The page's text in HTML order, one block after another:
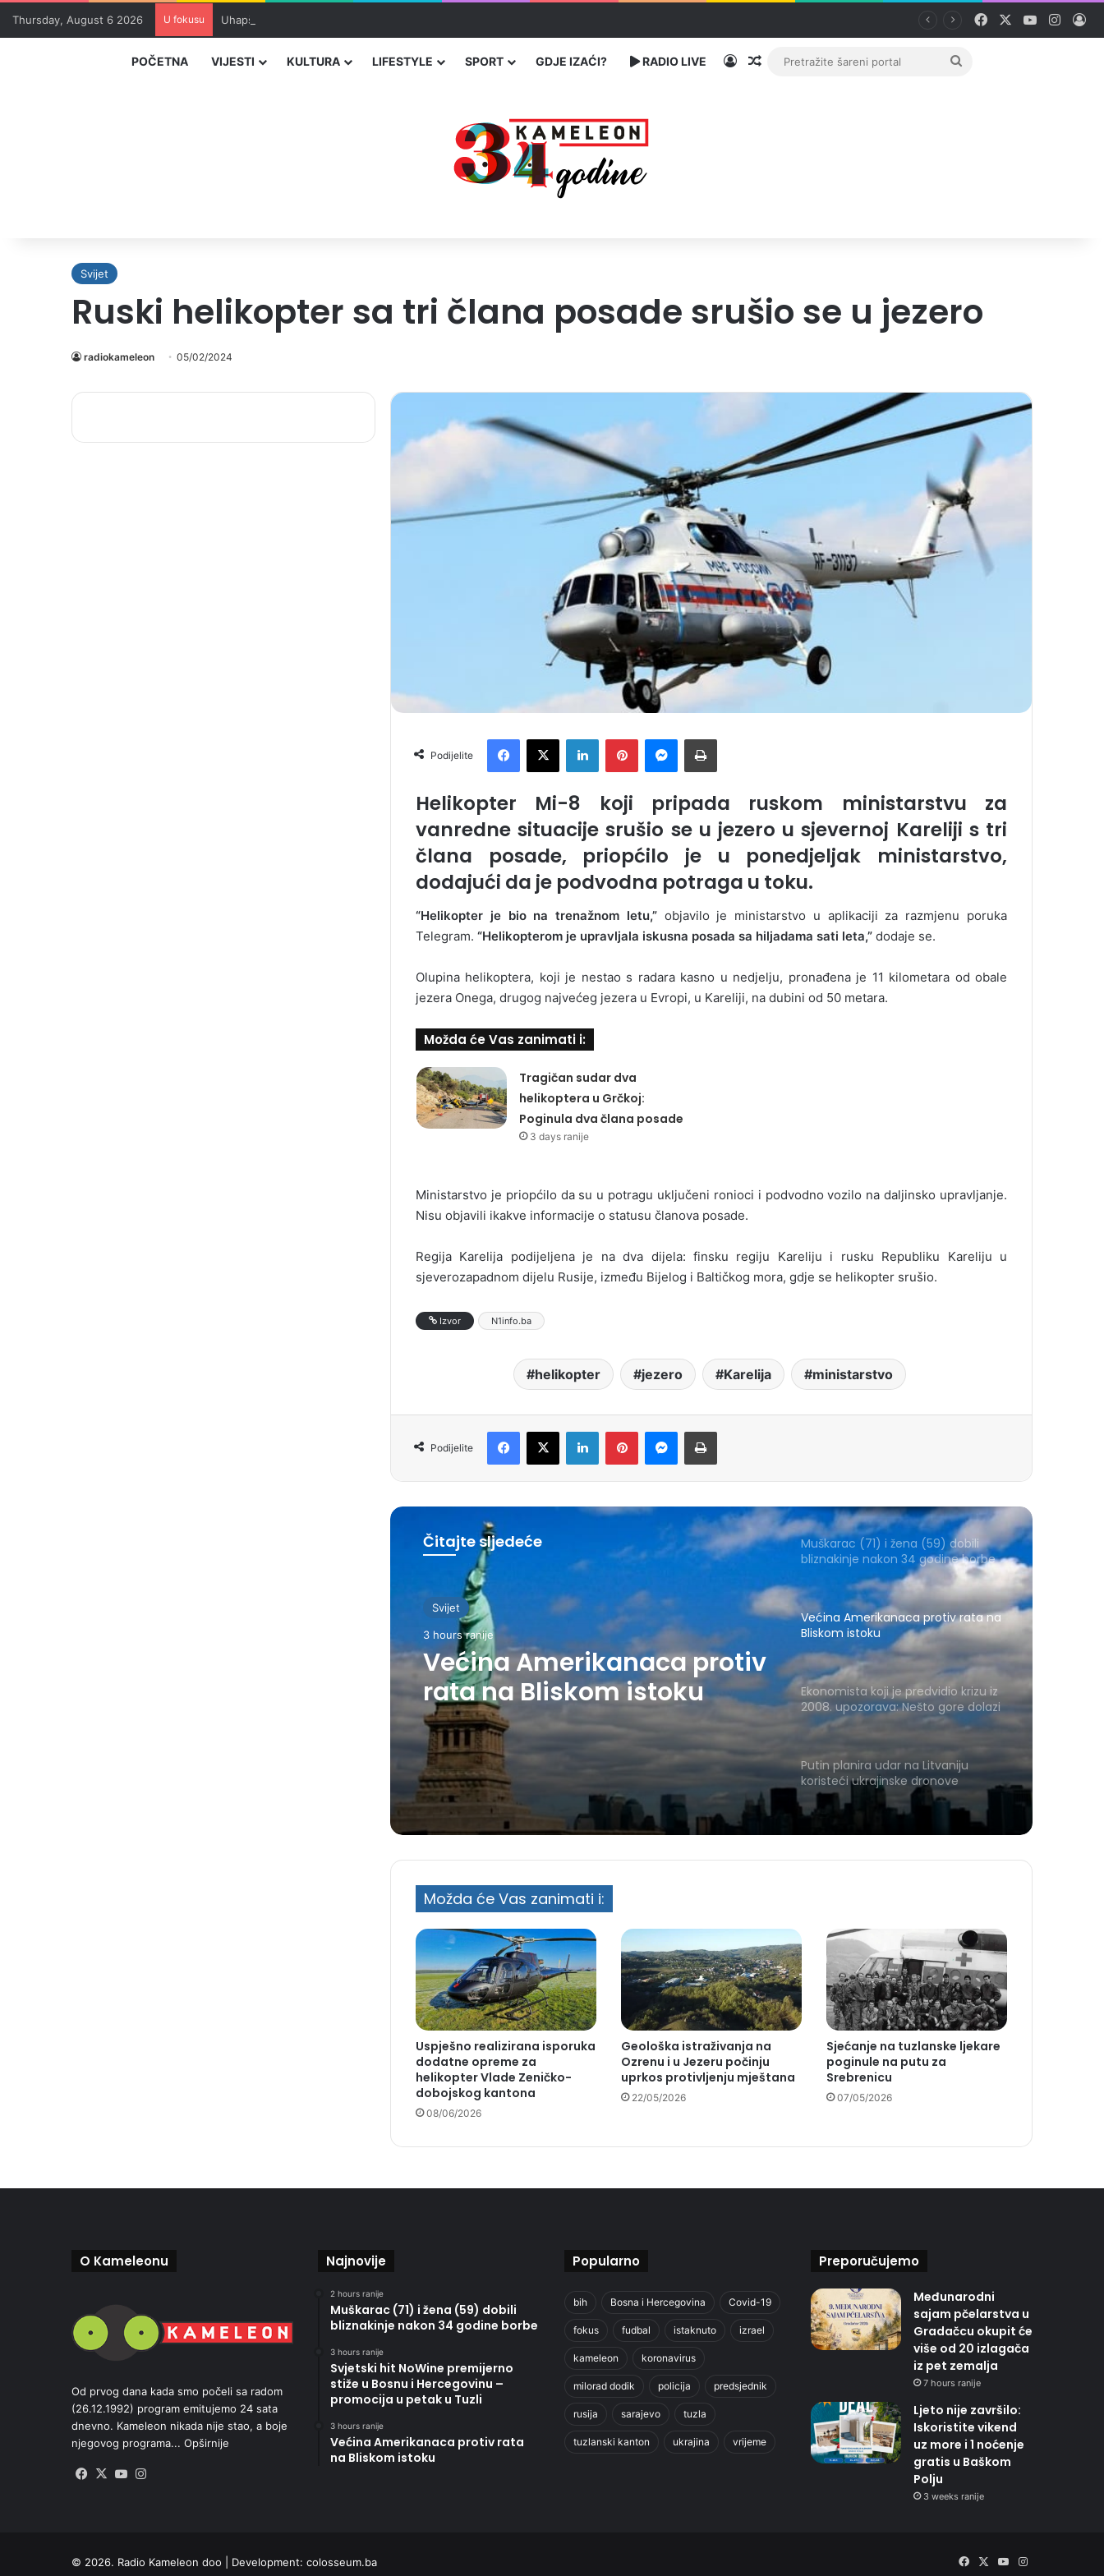
Thursday, August 6 2026 U fokusu Uhapšeni organizatori krijumčarenja migranata preko BiH i Balkana Facebook YouTube
POČETNA VIJESTI KULTURA LIFESTYLE SPORT GDJE IZAĆI? RADIO LIVE PrijavaRandom članak
Pretražite
Svijet
Ruski helikopter sa tri člana posade srušio se u jezero
radiokameleon 05/02/2024
Podijelite
Helikopter Mi-8 koji pripada ruskom ministarstvu za
vanredne situacije srušio se u jezero u sjevernoj Kareliji s tri
člana posade, priopćilo je u ponedjeljak ministarstvo,
dodajući da je podvodna potraga u toku.
“Helikopter je bio na trenažnom letu,”objavilo je ministarstvo u aplikaciji za razmjenu poruka
Telegram. “Helikopterom je upravljala iskusna posada sa hiljadama sati leta,” dodaje se.
Olupina helikoptera, koji je nestao s radara kasno u nedjelju, pronađena je 11 kilometara od obale
jezera Onega, drugog najvećeg jezera u Evropi, u Kareliji, na dubini od 50 metara.
Možda će Vas zanimati i:
Tragičan sudar dva
helikoptera u Grčkoj:
Poginula dva člana posade
3 days ranije
Ministarstvo je priopćilo da su u potragu uključeni ronioci i podvodno vozilo na daljinsko upravljanje.
Nisu objavili ikakve informacije o statusu članova posade.
Regija Karelija podijeljena je na dva dijela: finsku regiju Kareliju i rusku Republiku Kareliju u
sjeverozapadnom dijelu Rusije, između Bijelog i Baltičkog mora, gdje se helikopter srušio.
Izvor N1info.ba
helikopter jezero Karelija ministarstvo
Podijelite
Čitajte sljedeće
Svijet
3 hours ranije
Većina Amerikanaca protiv
rata na Bliskom istoku
Muškarac (71) i žena (59) dobili
bliznakinje nakon 34 godine borbe
Većina Amerikanaca protiv rata na
Bliskom istoku
Ekonomista koji je predvidio krizu iz
2008. upozorava: Nešto gore dolazi
Putin planira udar na Litvaniju
koristeći ukrajinske dronove
Možda će Vas zanimati i:
Uspješno realizirana isporuka
dodatne opreme za
helikopter Vlade Zeničko-
dobojskog kantona
08/06/2026
Geološka istraživanja na
Ozrenu i u Jezeru počinju
uprkos protivljenju mještana
22/05/2026
Sjećanje na tuzlanske ljekare
poginule na putu za
Srebrenicu
07/05/2026
O Kameleonu
Od prvog dana kada smo počeli sa radom
(26.12.1992) program emitujemo 24 sata
dnevno. Kameleon nikada nije stao, a boje
njegovog programa... Opširnije
Facebook
X YouTube
Najnovije
2 hours ranije
Muškarac (71) i žena (59) dobili
bliznakinje nakon 34 godine borbe
3 hours ranije
Svjetski hit NoWine premijerno
stiže u Bosnu i Hercegovinu –
promocija u petak u Tuzli
3 hours ranije
Većina Amerikanaca protiv rata
na Bliskom istoku
Popularno
bih Bosna i Hercegovina Covid-19
fokus fudbal istaknuto izrael
kameleon koronavirus
milorad dodik policija predsjednik
rusija sarajevo tuzla
tuzlanski kanton ukrajina vrijeme
Preporučujemo
Međunarodni
sajam pčelarstva u
Gradačcu okupit će
više od 20 izlagača
iz pet zemalja
7 hours ranije
Ljeto nije završilo:
Iskoristite vikend
uz more i 1 noćenje
gratis u Baškom
Polju
3 weeks ranije
© 2026. Radio Kameleon doo | Development: colosseum.ba FacebookYouTubeInstagram